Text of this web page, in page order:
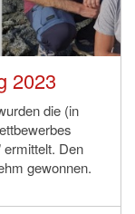
2023
die (in
Den
gewonnen.